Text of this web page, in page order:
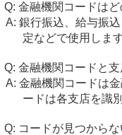
金融機関コードは
銀行振込、給与振
定などで使用します
金融機関コードと
金融機関コードは
ードは各支店を識
コードが見つから